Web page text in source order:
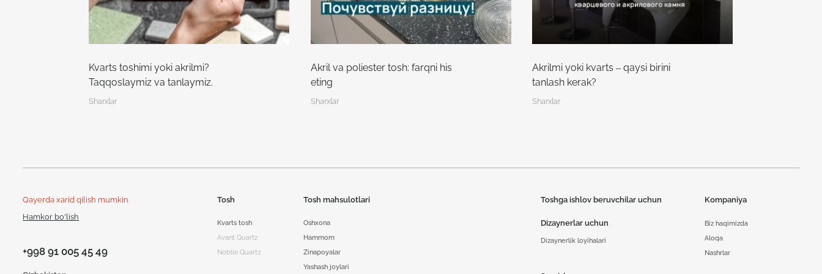
Kvarts toshimi yoki akrilmi?
Taqqoslaymiz va tanlaymiz.
Sharxlar
Akril va poliester tosh: farqni his
eting
Sharxlar
Akrilmi yoki kvarts – qaysi birini
tanlash kerak?
Sharxlar
Qayerda xarid qilish mumkin
Hamkor bo'lish
+998 91 005 45 49
Tosh
Kvarts tosh
Avant Quartz
Noblle Quartz
Tosh mahsulotlari
Oshxona
Hammom
Zinapoyalar
Yashash joylari
Toshga ishlov beruvchilar uchun
Dizaynerlar uchun
Dizaynerlik loyihalari
Kompaniya
Biz haqimizda
Aloqa
Nashrlar